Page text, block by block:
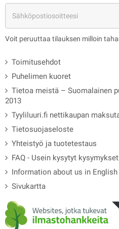
Voit peruuttaa tilauksen milloin
Toimitusehdot
Puhelimen kuoret
Tietoa meistä – Suomalainen
2013
Tyyliluuri.fi nettikaupan
Tietosuojaseloste
Yhteistyö ja tuotetestaus
FAQ - Usein kysytyt kysymykset
Information about us in English
Sivukartta